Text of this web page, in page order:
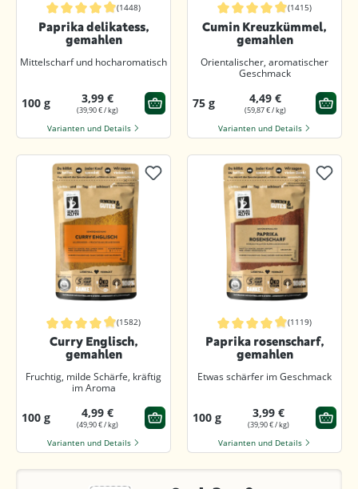
Durchschnittliche Bewertung von 4.9 von 5 Sternen
(1448)
Paprika delikatess,
gemahlen
Mittelscharf und hocharomatisch
100 g 3,99 €
(39,90 € / kg)
Varianten und Details
Durchschnittliche Bewertung von
(1415)
Cumin Kreuzkümmel,
gemahlen
Orientalischer, aromatischer
Geschmack
75 g 4,49 €
(59,87 € / kg)
Varianten und Details
Durchschnittliche Bewertung von 4.9 von 5 Sternen
(1582)
Curry Englisch,
gemahlen
Fruchtig, milde Schärfe, kräftig
im Aroma
100 g 4,99 €
(49,90 € / kg)
Varianten und Details
Durchschnittliche Bewertung von
(1119)
Paprika rosenscharf,
gemahlen
Etwas schärfer im Geschmack
100 g 3,99 €
(39,90 € / kg)
Varianten und Details